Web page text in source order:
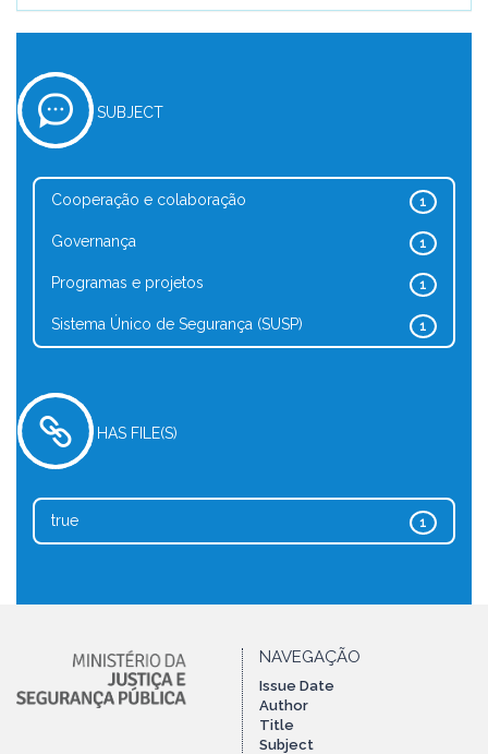
SUBJECT
1
Cooperação e colaboração
1
Governança
1
Programas e projetos
1
Sistema Único de Segurança (SUSP)
HAS FILE(S)
1
true
NAVEGAÇÃO
Issue Date
Author
Title
Subject